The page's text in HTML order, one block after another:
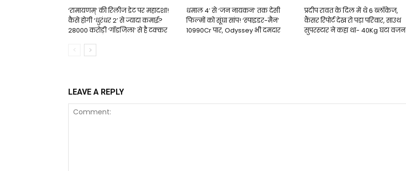
‘रामायणम्’ की रिलीज डेट पर महादशा!
कैसे होगी ‘धुरंधर 2’ से ज्यादा कमाई?
₹28000 करोड़ी ‘गॉडजिला’ से है टक्‍कर
धमाल 4′ से ‘जन नायकन’ तक देसी
फिल्‍मों को सूंघा सांप! ‘स्‍पाइडर-मैन’
₹10990Cr पार, Odyssey भी दमदार
प्रदीप रावत के दिल में थे 6 ब्लॉकेज,
कैंसर रिपोर्ट देख रो पड़ा परिवार, साउथ
सुपरस्‍टार ने कहा था- 40Kg घटा वजन
LEAVE A REPLY